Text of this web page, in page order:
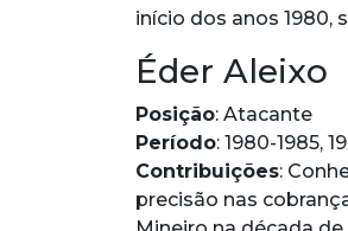
início dos anos 1980,
Éder Aleixo
Posição: Atacante
Período: 1980-1985,
Contribuições:
precisão nas